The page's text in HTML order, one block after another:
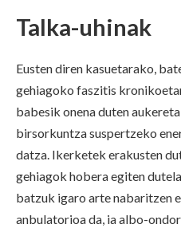
Talka-uhinak
Eusten diren kasuetarako,
gehiagoko faszitis
babesik onena duten
birsorkuntza suspertzeko
datza. Ikerketek erakusten
gehiagok hobera egiten
batzuk igaro arte nabaritzen
anbulatorioa da, ia albo-